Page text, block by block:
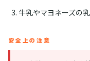
牛乳やマヨネーズの
安全上の注意